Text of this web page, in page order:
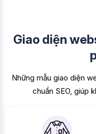
Giao diện
Những mẫu giao diện
chuẩn SEO, giúp